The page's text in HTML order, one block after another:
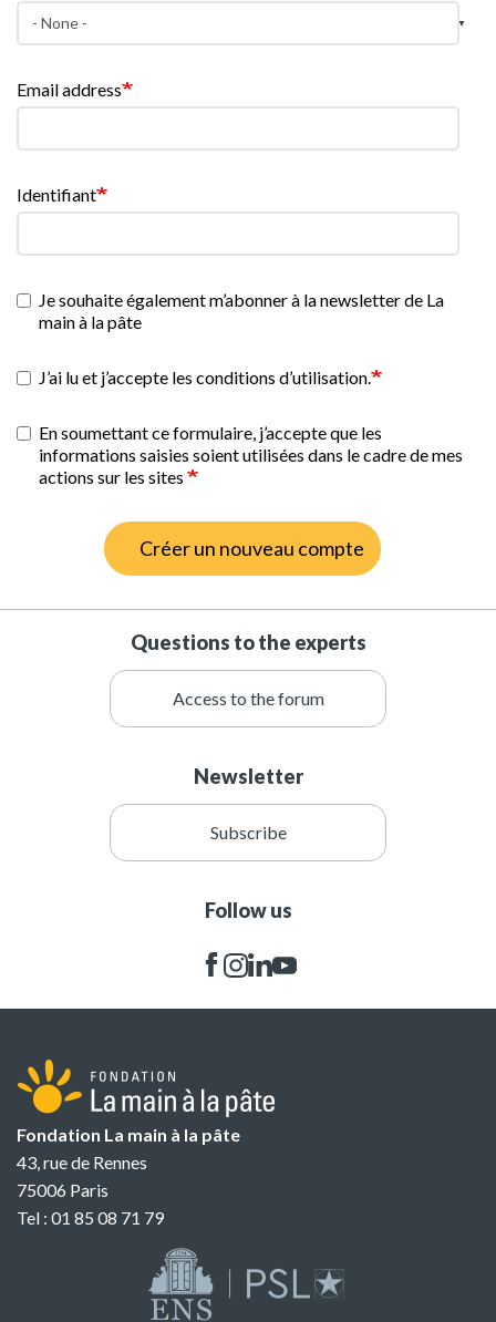
Email address
Identifiant
Je souhaite également m’abonner à la newsletter de La
main à la pâte
J’ai lu et j’accepte les conditions d’utilisation.
En soumettant ce formulaire, j’accepte que les
informations saisies soient utilisées dans le cadre de mes
actions sur les sites
Créer un nouveau compte
Questions to the experts
Access to the forum
Newsletter
Subscribe
Follow us
Fondation La main à la pâte
43, rue de Rennes
75006 Paris
Tel : 01 85 08 71 79